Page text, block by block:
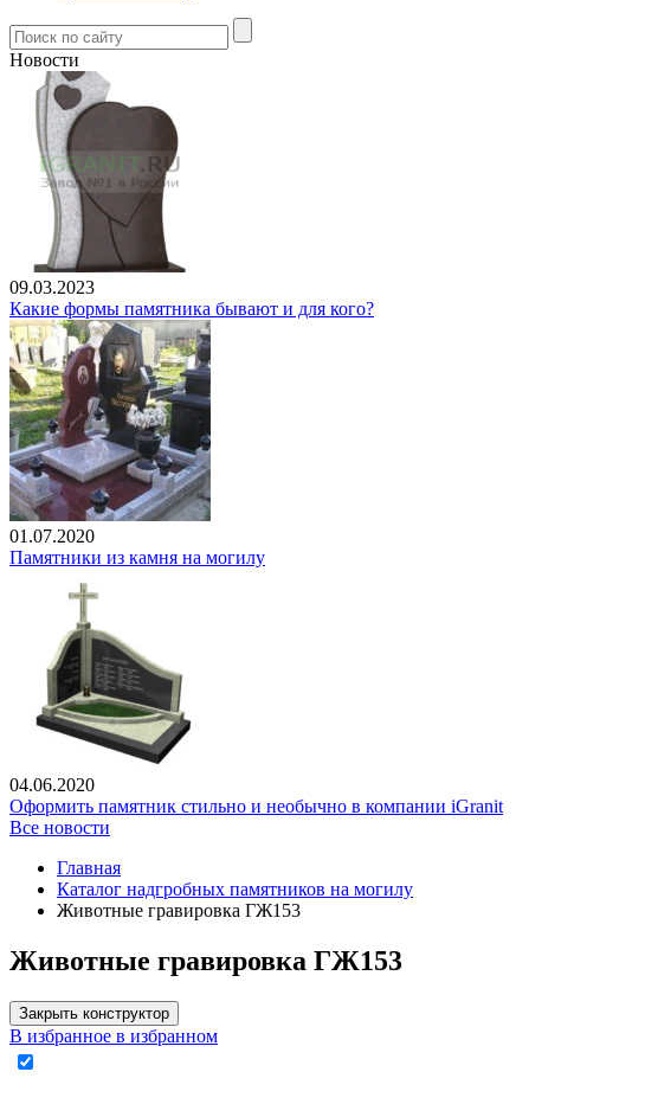
Новости
09.03.2023
Какие формы памятника бывают и для кого?
01.07.2020
Памятники из камня на могилу
04.06.2020
Оформить памятник стильно и необычно в компании iGranit
Все новости
Главная
Каталог надгробных памятников на могилу
Животные гравировка ГЖ153
Животные гравировка ГЖ153
Закрыть конструктор
В избранное в избранном